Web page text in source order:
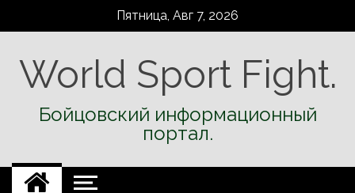
Пятница, Авг 7, 2026
World Sport Fight.
Бойцовский информационный
портал.